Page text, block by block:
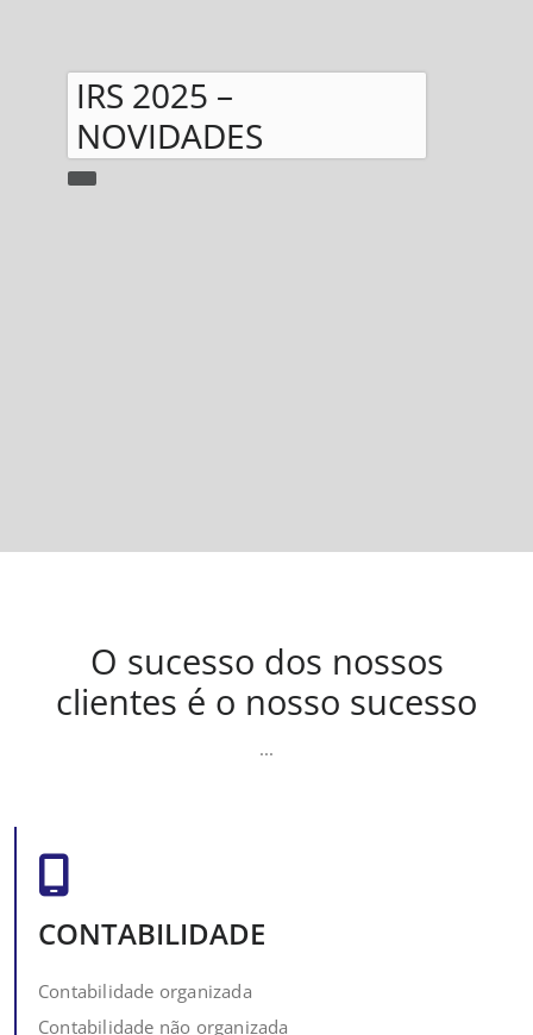
IRS 2025 –
NOVIDADES
O sucesso dos nossos
clientes é o nosso sucesso
...
CONTABILIDADE
Contabilidade organizada
Contabilidade não organizada